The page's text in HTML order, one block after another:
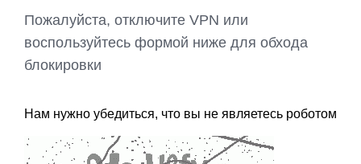
Пожалуйста, отключите VPN или
воспользуйтесь формой ниже для обхода
блокировки
Нам нужно убедиться, что вы не являетесь роботом